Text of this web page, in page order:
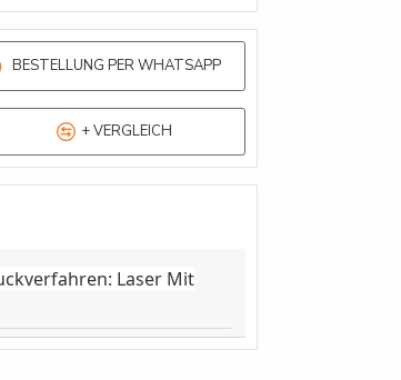
BESTELLUNG PER WHATSAPP
+ VERGLEICH
Laser Mit